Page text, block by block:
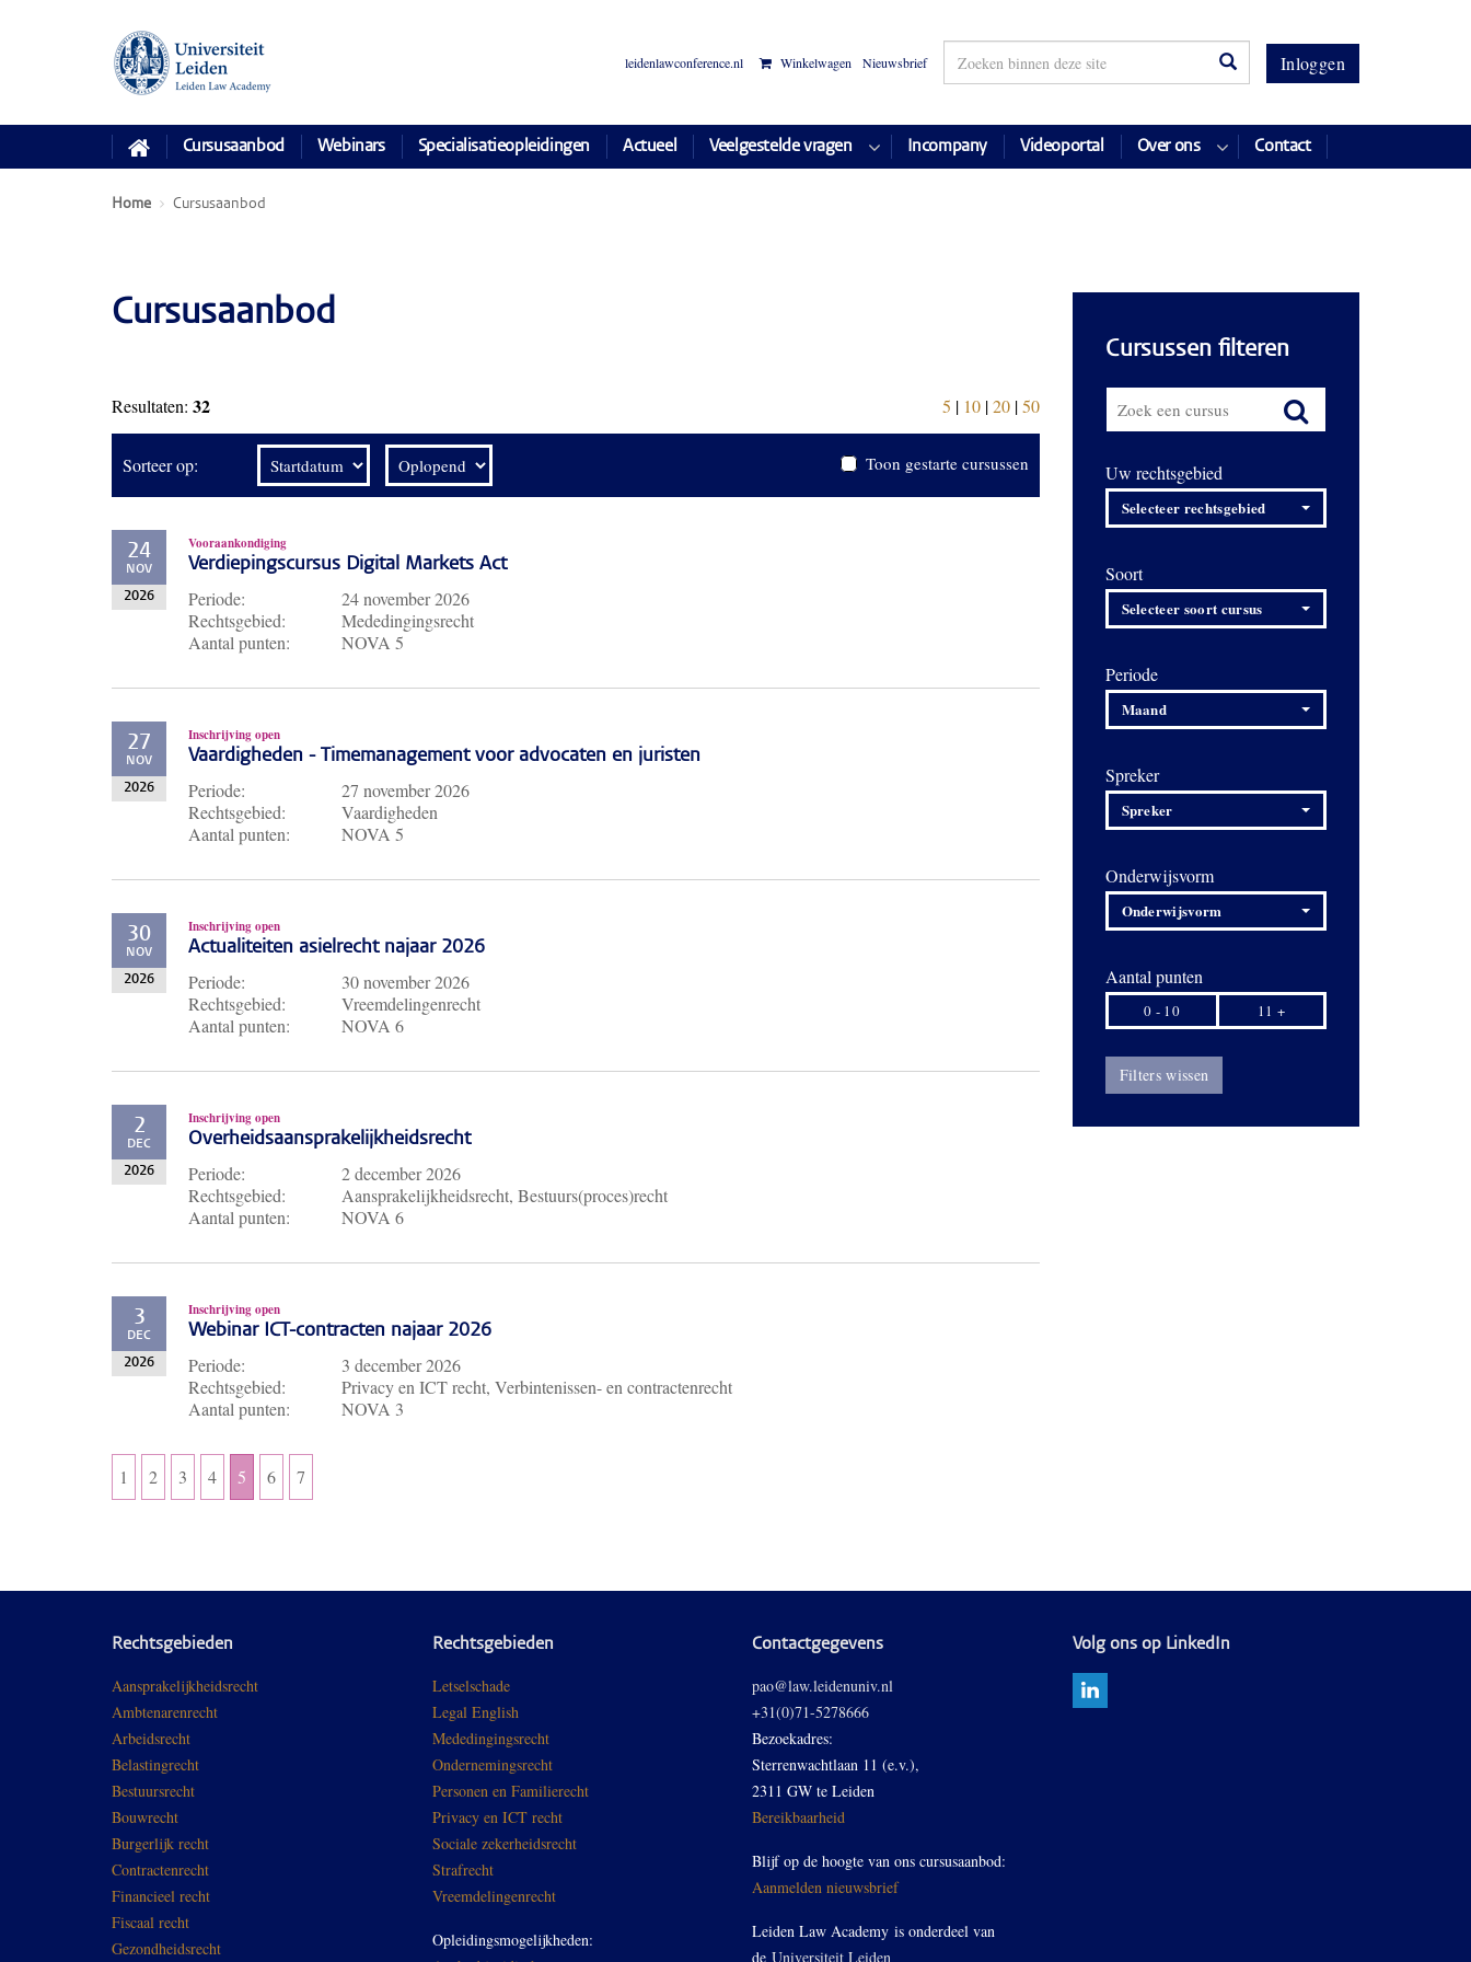
Inloggen
leidenlawconference.nl Winkelwagen Nieuwsbrief
Cursusaanbod Webinars Specialisatieopleidingen Actueel Veelgestelde vragen Incompany Videoportal Over ons Contact
Home Cursusaanbod
Cursusaanbod
Resultaten: 32 5 | 10|20|50
Sorteer op: Toon gestarte cursussen
24
NOV
2026
Vooraankondiging
Verdiepingscursus Digital Markets Act
Periode:
24 november 2026
Rechtsgebied:
Mededingingsrecht
Aantal punten:
NOVA 5
27
NOV
2026
Inschrijving open
Vaardigheden - Timemanagement voor advocaten en juristen
Periode:
27 november 2026
Rechtsgebied:
Vaardigheden
Aantal punten:
NOVA 5
30
NOV
2026
Inschrijving open
Actualiteiten asielrecht najaar 2026
Periode:
30 november 2026
Rechtsgebied:
Vreemdelingenrecht
Aantal punten:
NOVA 6
2
DEC
2026
Inschrijving open
Overheidsaansprakelijkheidsrecht
Periode:
2 december 2026
Rechtsgebied:
Aansprakelijkheidsrecht, Bestuurs(proces)recht
Aantal punten:
NOVA 6
3
DEC
2026
Inschrijving open
Webinar ICT-contracten najaar 2026
Periode:
3 december 2026
Rechtsgebied:
Privacy en ICT recht, Verbintenissen- en contractenrecht
Aantal punten:
NOVA 3
1 2 3 4 5 6 7
Cursussen filteren
Uw rechtsgebied
Selecteer rechtsgebied
Soort
Selecteer soort cursus
Periode
Maand
Spreker
Spreker
Onderwijsvorm
Onderwijsvorm
Aantal punten
0 - 10 11 +
Filters wissen
Rechtsgebieden
Aansprakelijkheidsrecht
Ambtenarenrecht
Arbeidsrecht
Belastingrecht
Bestuursrecht
Bouwrecht
Burgerlijk recht
Contractenrecht
Financieel recht
Fiscaal recht
Gezondheidsrecht
Rechtsgebieden
Letselschade
Legal English
Mededingingsrecht
Ondernemingsrecht
Personen en Familierecht
Privacy en ICT recht
Sociale zekerheidsrecht
Strafrecht
Vreemdelingenrecht
Opleidingsmogelijkheden:
Contactgegevens
pao@law.leidenuniv.nl
+31(0)71-5278666
Bezoekadres:
Sterrenwachtlaan 11 (e.v.),
2311 GW te Leiden
Bereikbaarheid
Blijf op de hoogte van ons cursusaanbod:
Aanmelden nieuwsbrief
Leiden Law Academy is onderdeel van
de Universiteit Leiden
Volg ons op LinkedIn